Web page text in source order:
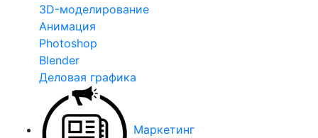
3D-моделирование
Анимация
Photoshop
Blender
Деловая графика
Маркетинг